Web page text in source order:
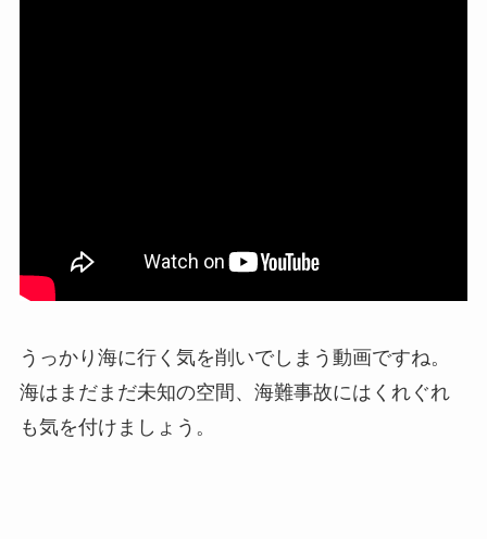
うっかり海に行く気を削いでしまう動画ですね。
海はまだまだ未知の空間、海難事故にはくれぐれ
も気を付けましょう。